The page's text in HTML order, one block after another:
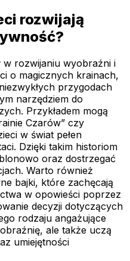
rozwijają
w rozwijaniu wyobraźni i
o magicznych krainach,
przygodach
narzędziem do
Przykładem mogą
Czarów” czy
w świat pełen
Dzięki takim historiom
oraz dostrzegać
Warto również
bajki, które zachęcają
w opowieści poprzez
decyzji dotyczących
rodzaju angażujące
ale także uczą
umiejętności